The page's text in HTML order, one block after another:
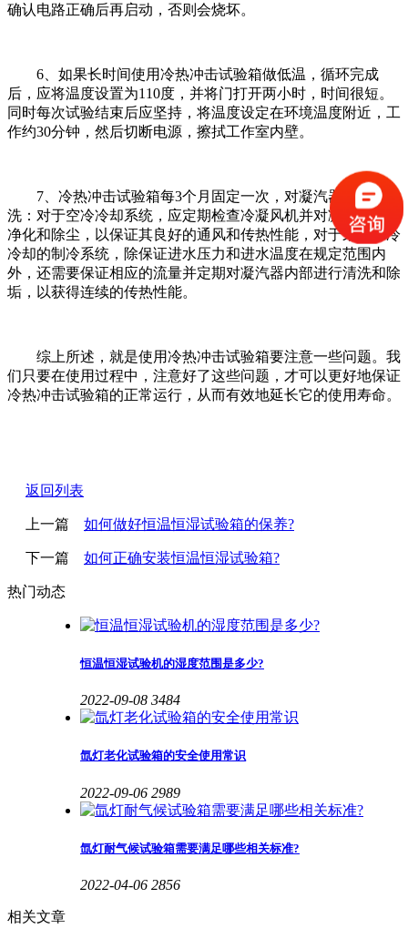
确认电路正确后再启动，否则会烧坏。
6、如果长时间使用冷热冲击试验箱做低温，循环完成
后，应将温度设置为110度，并将门打开两小时，时间很短。
同时每次试验结束后应坚持，将温度设定在环境温度附近，工
作约30分钟，然后切断电源，擦拭工作室内壁。
7、冷热冲击试验箱每3个月固定一次，对凝汽器进行清
洗：对于空冷冷却系统，应定期检查冷凝风机并对凝汽器进行
净化和除尘，以保证其良好的通风和传热性能，对于采用水冷
冷却的制冷系统，除保证进水压力和进水温度在规定范围内
外，还需要保证相应的流量并定期对凝汽器内部进行清洗和除
垢，以获得连续的传热性能。
综上所述，就是使用冷热冲击试验箱要注意一些问题。我
们只要在使用过程中，注意好了这些问题，才可以更好地保证
冷热冲击试验箱的正常运行，从而有效地延长它的使用寿命。
返回列表
上一篇 如何做好恒温恒湿试验箱的保养?
下一篇 如何正确安装恒温恒湿试验箱?
热门动态
恒温恒湿试验机的湿度范围是多少?
2022-09-08 3484
氙灯老化试验箱的安全使用常识
2022-09-06 2989
氙灯耐气候试验箱需要满足哪些相关标准?
2022-04-06 2856
相关文章